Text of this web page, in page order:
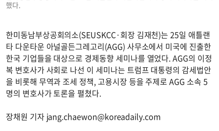
했다.
한미동남부상공회의소(SEUSKCC·회장 김재천)는 25일 애틀랜
타 다운타운 아널골든그레고리(AGG) 사무소에서 미국에 진출한
한국 기업들을 대상으로 경제동향 세미나를 열었다. AGG의 이정
복 변호사가 사회로 나선 이 세미나는 트럼프 대통령의 감세법안
을 비롯해 무역과 조세 정책, 고용시장 등을 주제로 AGG 소속 5
명의 변호사가 토론을 펼쳤다.
장채원 기자 jang.chaewon@koreadaily.com